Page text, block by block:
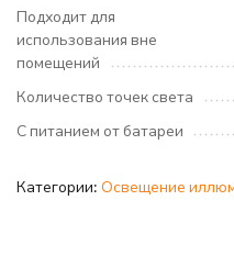
Подходит для
использования вне
помещений
Количество точек света
С питанием от батареи
Категории: Освещение